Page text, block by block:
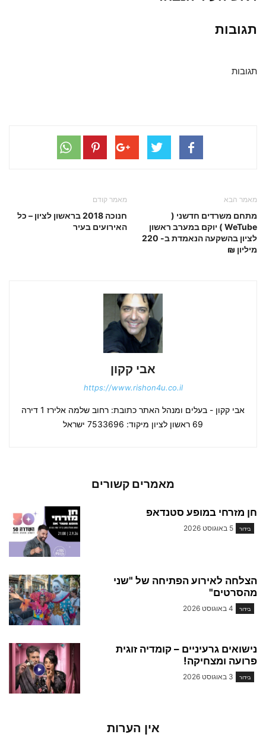
תגובות
תגובות
מאמר קודם
חנוכה 2018 בראשון לציון – כל
האירועים בעיר
מאמר הבא
מתחם משרדים חדשני (
WeTube ) יוקם במערב ראשון
לציון בהשקעה הנאמדת ב- 220
מיליון ₪
אבי קקון
https://www.rishon4u.co.il
אבי קקון - בעלים ומנהל האתר כתובת: רחוב שלמה אלירז 1 דירה
69 ראשון לציון מיקוד: 7533696 ישראל
מאמרים קשורים
חן מזרחי במופע סטנדאפ
בידור 5 באוגוסט 2026
הצלחה לאירוע הפתיחה של "שני
מהסרטים"
בידור 4 באוגוסט 2026
נישואים גרעיניים – קומדיה זוגית
פרועה ומצחיקה!
בידור 3 באוגוסט 2026
אין הערות